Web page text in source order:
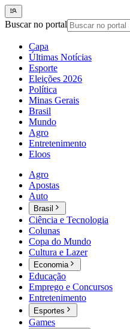
Buscar no portal
Capa
Últimas Notícias
Esporte
Eleições 2026
Política
Minas Gerais
Brasil
Mundo
Agro
Entretenimento
Eloos
Agro
Apostas
Auto
Brasil
Ciência e Tecnologia
Colunas
Copa do Mundo
Cultura e Lazer
Economia
Educação
Emprego e Concursos
Entretenimento
Esportes
Games